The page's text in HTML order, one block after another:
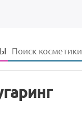
Форма поиска
Поиск